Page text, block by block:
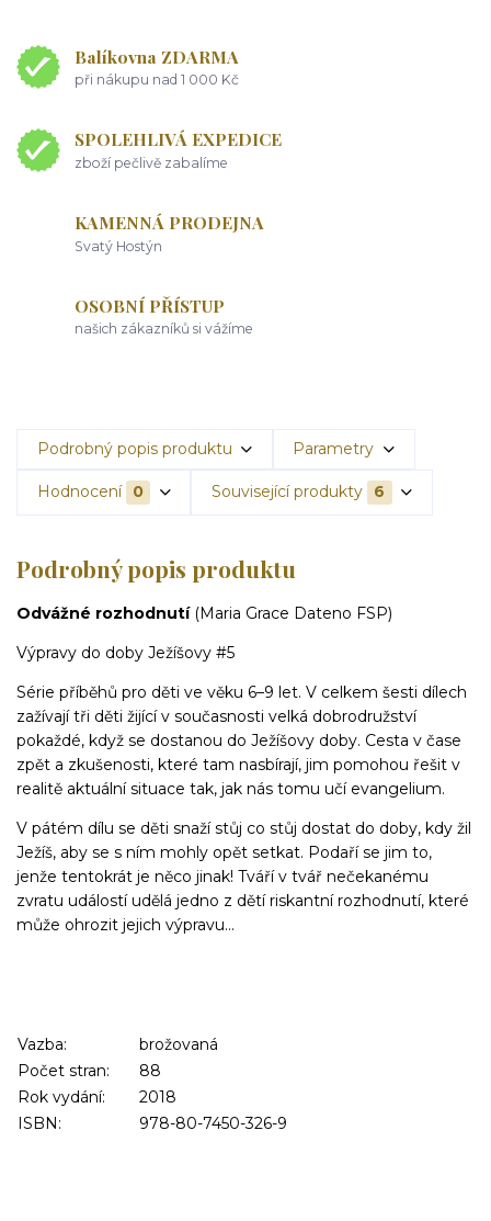
Balíkovna ZDARMA
při nákupu nad 1 000 Kč
SPOLEHLIVÁ EXPEDICE
zboží pečlivě zabalíme
KAMENNÁ PRODEJNA
Svatý Hostýn
OSOBNÍ PŘÍSTUP
našich zákazníků si vážíme
Podrobný popis produktu Parametry
Hodnocení 0 Související produkty 6
Podrobný popis produktu
Odvážné rozhodnutí(Maria Grace Dateno FSP)
Výpravy do doby Ježíšovy #5
Série příběhů pro děti ve věku 6–9 let. V celkem šesti dílech
zažívají tři děti žijící v současnosti velká dobrodružství
pokaždé, když se dostanou do Ježíšovy doby. Cesta v čase
zpět a zkušenosti, které tam nasbírají, jim pomohou řešit v
realitě aktuální situace tak, jak nás tomu učí evangelium.
V pátém dílu se děti snaží stůj co stůj dostat do doby, kdy žil
Ježíš, aby se s ním mohly opět setkat. Podaří se jim to,
jenže tentokrát je něco jinak! Tváří v tvář nečekanému
zvratu událostí udělá jedno z dětí riskantní rozhodnutí, které
může ohrozit jejich výpravu...
Vazba:
brožovaná
Počet stran:
88
Rok vydání:
2018
ISBN:
978-80-7450-326-9